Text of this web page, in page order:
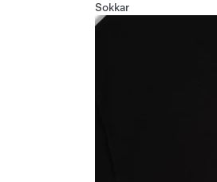
Sokkar